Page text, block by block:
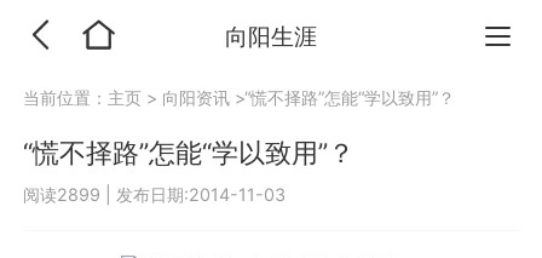
向阳生涯
当前位置： 主页 > 向阳资讯 >“慌不择路”怎能“学以致用”？
“慌不择路”怎能“学以致用”？
阅读2899 发布日期:2014-11-03